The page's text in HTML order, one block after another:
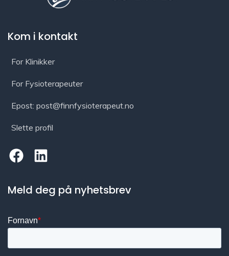
Kom i kontakt
For Klinikker
For Fysioterapeuter
Epost: post@finnfysioterapeut.no
Slette profil
Meld deg på nyhetsbrev